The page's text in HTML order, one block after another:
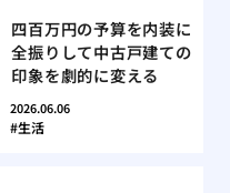
四百万円の予算を内装に
全振りして中古戸建ての
印象を劇的に変える
2026.06.06
生活